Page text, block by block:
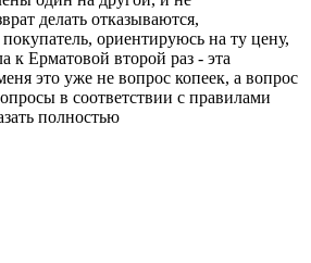
делать отказываются,
ориентируюсь на ту цену,
Ерматовой второй раз - эта
это уже не вопрос копеек, а вопрос
в соответствии с правилами
полностью